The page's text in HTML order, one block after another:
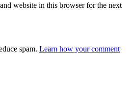
website in this browser for the next
spam. Learn how your comment